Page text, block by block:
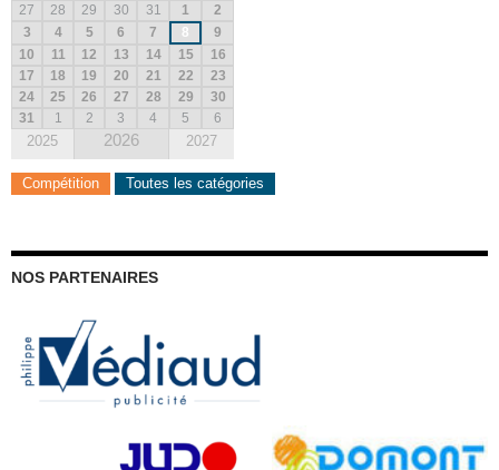
27
28 29 30 31 1
2
3
4 5 6 7 8
9
10
11 12 13 14 15
16
17
18 19 20 21 22
23
24
25 26 27 28 29
30
31
1 2 3 4 5 6
2025 2026 2027
Compétition Toutes les catégories
NOS PARTENAIRES